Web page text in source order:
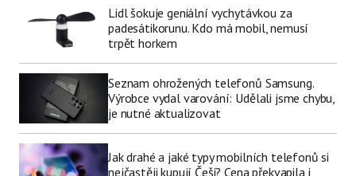
Lidl šokuje geniální vychytávkou za
padesátikorunu. Kdo má mobil, nemusí
trpět horkem
Seznam ohrožených telefonů Samsung.
Výrobce vydal varování: Udělali jsme chybu,
je nutné aktualizovat
Jak drahé a jaké typy mobilních telefonů si
nejčastěji kupují Češi? Cena překvapila i